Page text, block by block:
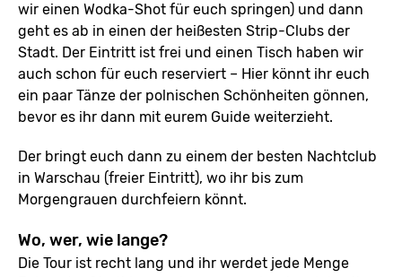
wir einen Wodka-Shot für euch springen) und dann
geht es ab in einen der heißesten Strip-Clubs der
Stadt. Der Eintritt ist frei und einen Tisch haben wir
auch schon für euch reserviert – Hier könnt ihr euch
ein paar Tänze der polnischen Schönheiten gönnen,
bevor es ihr dann mit eurem Guide weiterzieht.
Der bringt euch dann zu einem der besten Nachtclub
in Warschau (freier Eintritt), wo ihr bis zum
Morgengrauen durchfeiern könnt.
Wo, wer, wie lange?
Die Tour ist recht lang und ihr werdet jede Menge